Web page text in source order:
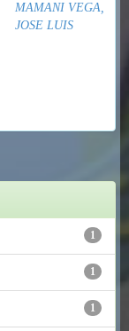
MAMANI VEGA,
JOSE LUIS
1
1
1